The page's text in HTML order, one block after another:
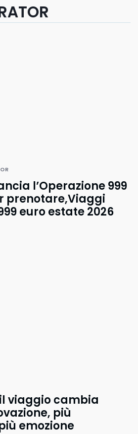
l’Operazione 999
prenotare,Viaggi
euro estate 2026
viaggio cambia
più
emozione